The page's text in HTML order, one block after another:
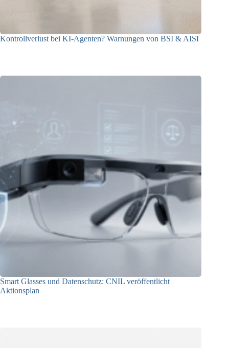
Kontrollverlust bei KI-Agenten? Warnungen von BSI & AISI
Smart Glasses und Datenschutz: CNIL veröffentlicht
Aktionsplan